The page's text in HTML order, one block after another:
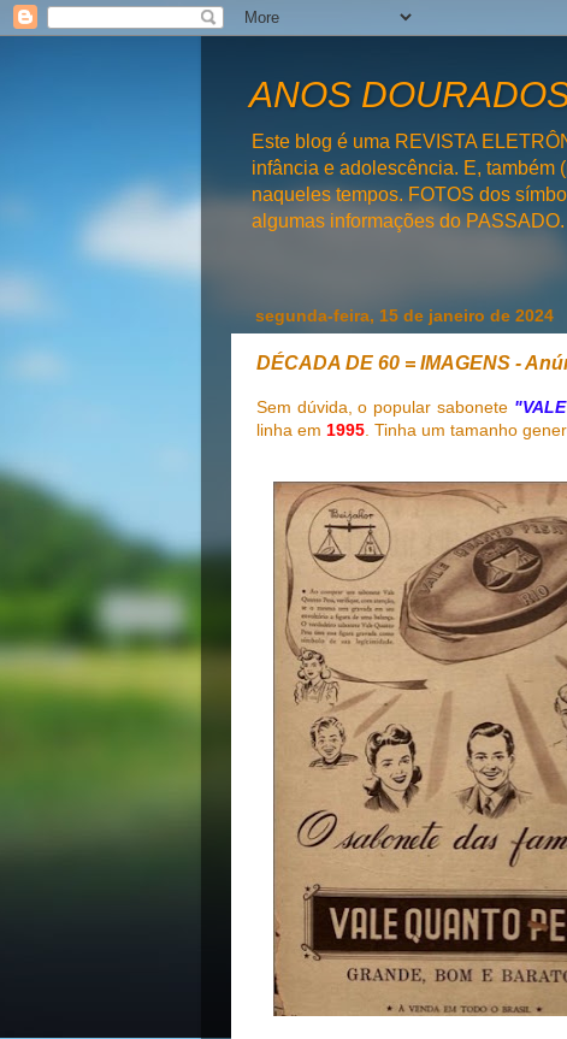
ANOS
Este blog é uma REVISTA
infância e adolescência. E, também
naqueles tempos. FOTOS dos
algumas informações do
segunda-feira, 15 de janeiro de 2024
DÉCADA DE 60 = IMAGENS -
Sem dúvida, o popular sabonete
linha em 1995. Tinha um tamanho